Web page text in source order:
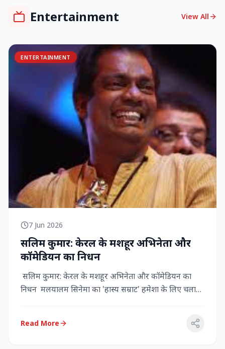
Entertainment View All
ENTERTAINMENT
7 Jun 2026
सलिम कुमार: केरल के मशहूर अभिनेता और
कॉमेडियन का निधन
सलिम कुमार: केरल के मशहूर अभिनेता और कॉमेडियन का
निधन मलयालम सिनेमा का 'हास्य सम्राट' हमेशा के लिए चला
Read More